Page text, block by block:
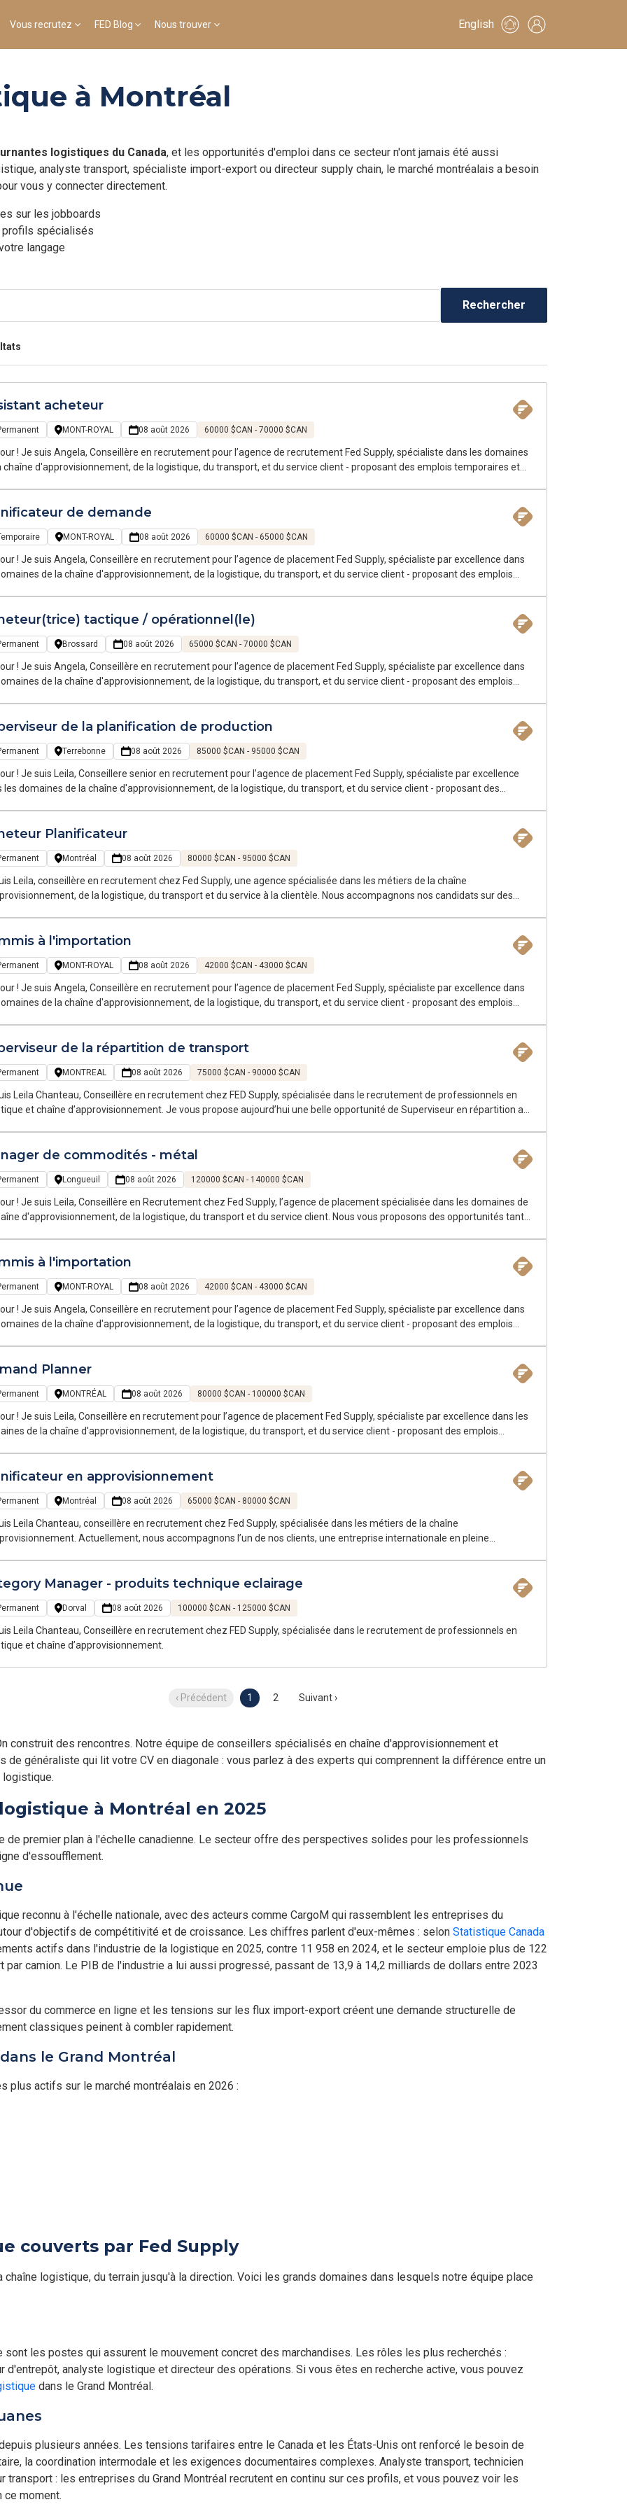
Vous recrutez FED Blog Nous trouver English
à Montréal
logistiques du Canada, et les opportunités d'emploi dans ce secteur n'ont jamais été aussi
analyste transport, spécialiste import-export ou directeur supply chain, le marché montréalais a besoin
vous y connecter directement.
sur les jobboards
profils spécialisés
langage
Rechercher
acheteur
MONT-ROYAL 08 août 2026 60000 $CAN - 70000 $CAN
! Je suis Angela, Conseillère en recrutement pour l’agence de recrutement Fed Supply, spécialiste dans les domaines
chaîne d'approvisionnement, de la logistique, du transport, et du service client - proposant des emplois temporaires et
de demande
MONT-ROYAL 08 août 2026 60000 $CAN - 65000 $CAN
! Je suis Angela, Conseillère en recrutement pour l’agence de placement Fed Supply, spécialiste par excellence dans
de la chaîne d'approvisionnement, de la logistique, du transport, et du service client - proposant des emplois
tactique / opérationnel(le)
Brossard 08 août 2026 65000 $CAN - 70000 $CAN
! Je suis Angela, Conseillère en recrutement pour l’agence de placement Fed Supply, spécialiste par excellence dans
de la chaîne d'approvisionnement, de la logistique, du transport, et du service client - proposant des emplois
de la planification de production
Terrebonne 08 août 2026 85000 $CAN - 95000 $CAN
! Je suis Leila, Conseillere senior en recrutement pour l’agence de placement Fed Supply, spécialiste par excellence
les domaines de la chaîne d'approvisionnement, de la logistique, du transport, et du service client - proposant des
proche de Terrebonne - Charlemagne
Planificateur
Montréal 08 août 2026 80000 $CAN - 95000 $CAN
Leila, conseillère en recrutement chez Fed Supply, une agence spécialisée dans les métiers de la chaîne
de la logistique, du transport et du service à la clientèle. Nous accompagnons nos candidats sur des
à l'importation
MONT-ROYAL 08 août 2026 42000 $CAN - 43000 $CAN
! Je suis Angela, Conseillère en recrutement pour l’agence de placement Fed Supply, spécialiste par excellence dans
de la chaîne d'approvisionnement, de la logistique, du transport, et du service client - proposant des emplois
de la répartition de transport
MONTREAL 08 août 2026 75000 $CAN - 90000 $CAN
Leila Chanteau, Conseillère en recrutement chez FED Supply, spécialisée dans le recrutement de professionnels en
et chaîne d’approvisionnement. Je vous propose aujourd’hui une belle opportunité de Superviseur en répartition au
de commodités - métal
Longueuil 08 août 2026 120000 $CAN - 140000 $CAN
! Je suis Leila, Conseillère en Recrutement chez Fed Supply, l’agence de placement spécialisée dans les domaines de
d'approvisionnement, de la logistique, du transport et du service client. Nous vous proposons des opportunités tant
à l'importation
MONT-ROYAL 08 août 2026 42000 $CAN - 43000 $CAN
! Je suis Angela, Conseillère en recrutement pour l’agence de placement Fed Supply, spécialiste par excellence dans
de la chaîne d'approvisionnement, de la logistique, du transport, et du service client - proposant des emplois
Planner
MONTRÉAL 08 août 2026 80000 $CAN - 100000 $CAN
! Je suis Leila, Conseillère en recrutement pour l’agence de placement Fed Supply, spécialiste par excellence dans les
de la chaîne d'approvisionnement, de la logistique, du transport, et du service client - proposant des emplois
en approvisionnement
Montréal 08 août 2026 65000 $CAN - 80000 $CAN
Leila Chanteau, conseillère en recrutement chez Fed Supply, spécialisée dans les métiers de la chaîne
nous accompagnons l’un de nos clients, une entreprise internationale en pleine
Manager - produits technique eclairage
Dorval 08 août 2026 100000 $CAN - 125000 $CAN
Leila Chanteau, Conseillère en recrutement chez FED Supply, spécialisée dans le recrutement de professionnels en
et chaîne d’approvisionnement.
‹ Précédent 1 2 Suivant ›
construit des rencontres. Notre équipe de conseillers spécialisés en chaîne d'approvisionnement et
de généraliste qui lit votre CV en diagonale : vous parlez à des experts qui comprennent la différence entre un
logistique.
à Montréal en 2025
de premier plan à l'échelle canadienne. Le secteur offre des perspectives solides pour les professionnels
d'essoufflement.
reconnu à l'échelle nationale, avec des acteurs comme CargoM qui rassemblent les entreprises du
d'objectifs de compétitivité et de croissance. Les chiffres parlent d'eux-mêmes : selon Statistique Canada
actifs dans l'industrie de la logistique en 2025, contre 11 958 en 2024, et le secteur emploie plus de 122
camion. Le PIB de l'industrie a lui aussi progressé, passant de 13,9 à 14,2 milliards de dollars entre 2023
du commerce en ligne et les tensions sur les flux import-export créent une demande structurelle de
classiques peinent à combler rapidement.
le Grand Montréal
actifs sur le marché montréalais en 2026 :
couverts par Fed Supply
logistique, du terrain jusqu'à la direction. Voici les grands domaines dans lesquels notre équipe place
les postes qui assurent le mouvement concret des marchandises. Les rôles les plus recherchés :
d'entrepôt, analyste logistique et directeur des opérations. Si vous êtes en recherche active, vous pouvez
dans le Grand Montréal.
plusieurs années. Les tensions tarifaires entre le Canada et les États-Unis ont renforcé le besoin de
la coordination intermodale et les exigences documentaires complexes. Analyste transport, technicien
transport : les entreprises du Grand Montréal recrutent en continu sur ces profils, et vous pouvez voir les
moment.